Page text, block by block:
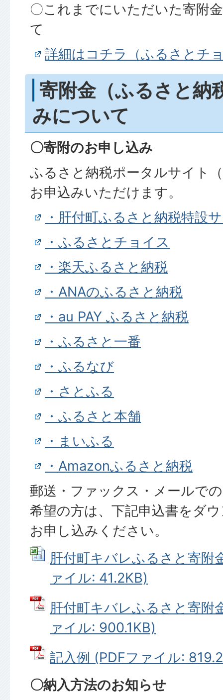
〇これまでにいただいた寄附
て
詳細はコチラ（ふるさとチ
寄附金（ふるさと納
みについて
〇寄附のお申し込み
ふるさと納税ポータルサイト
お申込みいただけます。
・肝付町ふるさと納税特設
・ふるさとチョイス
・楽天ふるさと納税
・ANAのふるさと納税
・au PAY ふるさと納税
・ふるさと一番
・ふるなび
・さとふる
・ふるさと本舗
・まいふる
・Amazonふるさと納税
郵送・ファックス・メールで
希望の方は、下記申込書をダ
お申し込みください。
肝付町キバレふるさと寄附
ァイル: 41.2KB)
肝付町キバレふるさと寄附
ァイル: 900.1KB)
記入例 (PDFファイル:
〇納入方法のお知らせ